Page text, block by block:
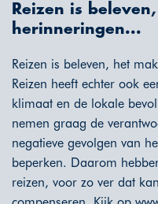
Reizen is
herinneringen...
Reizen is beleven, het
Reizen heeft echter ook
klimaat en de lokale
nemen graag de
negatieve gevolgen van
beperken. Daarom
reizen, voor zo ver dat